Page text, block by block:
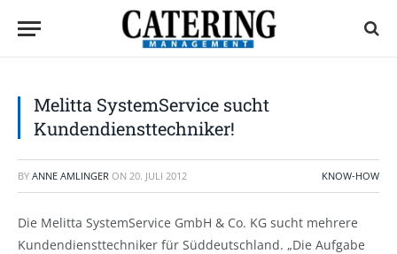
Melitta SystemService sucht
Kundendiensttechniker!
BY ANNE AMLINGER ON 20. JULI 2012 KNOW-HOW
Die Melitta SystemService GmbH & Co. KG sucht mehrere
Kundendiensttechniker für Süddeutschland. „Die Aufgabe